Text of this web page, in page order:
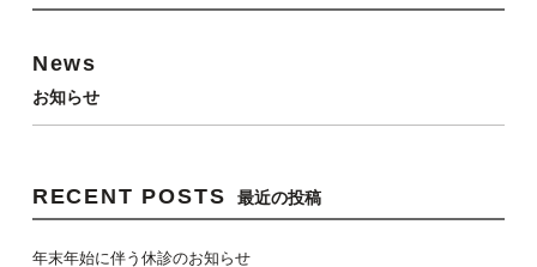
News
お知らせ
RECENT POSTS 最近の投稿
年末年始に伴う休診のお知らせ